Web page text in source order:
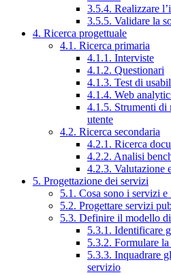
3.5.4. Realizzare
3.5.5. Validare la
4. Ricerca progettuale
4.1. Ricerca primaria
4.1.1. Interviste
4.1.2. Questionari
4.1.3. Test di
4.1.4. Web
4.1.5. Strumenti di
utente
4.2. Ricerca secondaria
4.2.1. Ricerca
4.2.2. Analisi
4.2.3. Valutazione
5. Progettazione dei servizi
5.1. Cosa sono i servizi
5.2. Progettare servizi
5.3. Definire il modello
5.3.1. Identificare
5.3.2. Formulare
5.3.3. Inquadrare
servizio